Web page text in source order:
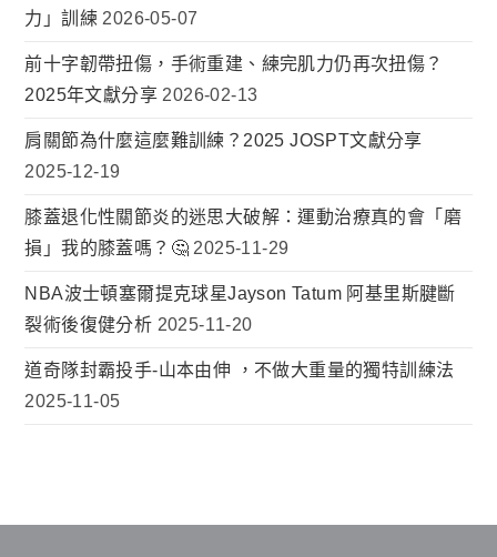
力」訓練 2026-05-07
前十字韌帶扭傷，手術重建、練完肌力仍再次扭傷？
2025年文獻分享 2026-02-13
肩關節為什麼這麼難訓練？2025 JOSPT文獻分享
2025-12-19
膝蓋退化性關節炎的迷思大破解：運動治療真的會「磨
損」我的膝蓋嗎？🤔 2025-11-29
NBA波士頓塞爾提克球星Jayson Tatum 阿基里斯腱斷
裂術後復健分析 2025-11-20
道奇隊封霸投手-山本由伸 ，不做大重量的獨特訓練法
2025-11-05